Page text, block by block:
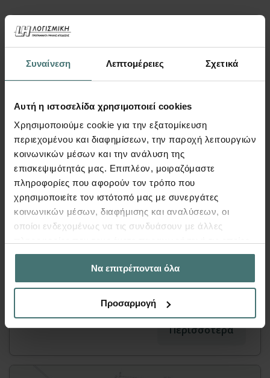
Συναίνεση Λεπτομέρειες Σχετικά
Αυτή η ιστοσελίδα χρησιμοποιεί cookies
Χρησιμοποιούμε cookie για την εξατομίκευση
περιεχομένου και διαφημίσεων, την παροχή λειτουργιών
κοινωνικών μέσων και την ανάλυση της
επισκεψιμότητάς μας. Επιπλέον, μοιραζόμαστε
πληροφορίες που αφορούν τον τρόπο που
χρησιμοποιείτε τον ιστότοπό μας με συνεργάτες
κοινωνικών μέσων, διαφήμισης και αναλύσεων, οι
οποίοι ενδεχομένως να τις συνδυάσουν με άλλες
έχουν συλλέξει σε σχέση με την από μέρους σας χρήση
των υπηρεσιών τους.Να επιτρέπονται όλα
Προσαρμογή
Σύνταξη τοπογραφικού
διαγράμματος & οι δυνατότητες
του προγράμματος ισοϋψών
Tekton, Ισουψείς | Video
Δείτε στο βίντεο αυτό πως γίνεται η σύνταξη
τοπογραφικού διαγράμματος σε ΕΓΣΑ 87 με το
Περισσότερα